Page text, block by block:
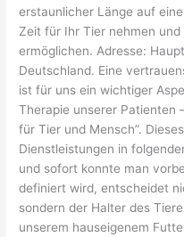
erstaunlicher Länge auf
Zeit für Ihr Tier nehmen
ermöglichen. Adresse:
Deutschland. Eine
ist für uns ein wichtiger
Therapie unserer Patienten
für Tier und Mensch”.
Dienstleistungen in
und sofort konnte man
definiert wird, entscheidet
sondern der Halter des
unserem hauseigenem